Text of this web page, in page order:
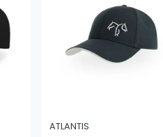
ATLANTIS